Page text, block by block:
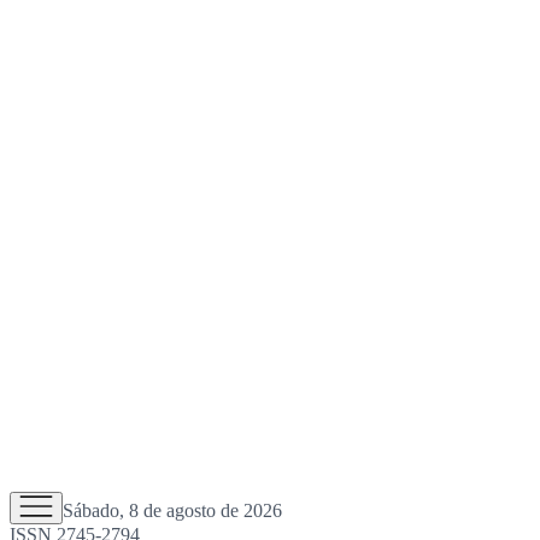
Sábado, 8 de agosto de 2026
ISSN 2745-2794